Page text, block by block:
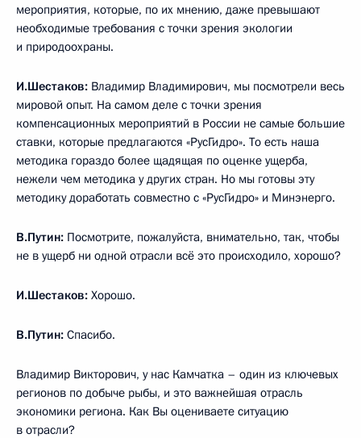
мероприятия, которые, по их мнению, даже превышают
необходимые требования с точки зрения экологии
и природоохраны.
И.Шестаков: Владимир Владимирович, мы посмотрели весь
мировой опыт. На самом деле с точки зрения
компенсационных мероприятий в России не самые большие
ставки, которые предлагаются «РусГидро». То есть наша
методика гораздо более щадящая по оценке ущерба,
нежели чем методика у других стран. Но мы готовы эту
методику доработать совместно с «РусГидро» и Минэнерго.
В.Путин: Посмотрите, пожалуйста, внимательно, так, чтобы
не в ущерб ни одной отрасли всё это происходило, хорошо?
И.Шестаков: Хорошо.
В.Путин: Спасибо.
Владимир Викторович, у нас Камчатка – один из ключевых
регионов по добыче рыбы, и это важнейшая отрасль
экономики региона. Как Вы оцениваете ситуацию
в отрасли?